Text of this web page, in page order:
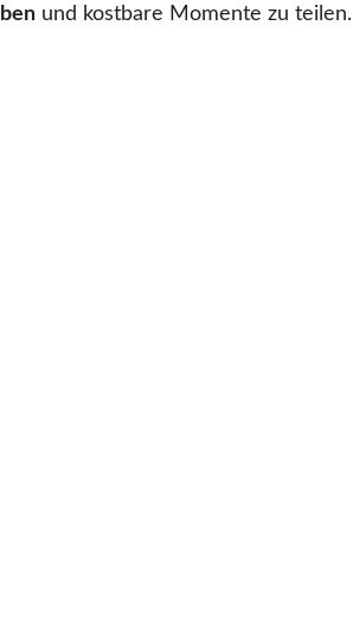
und kostbare Momente zu teilen.